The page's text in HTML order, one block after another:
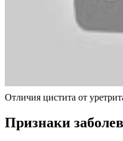
Отличия цистита от
Признаки